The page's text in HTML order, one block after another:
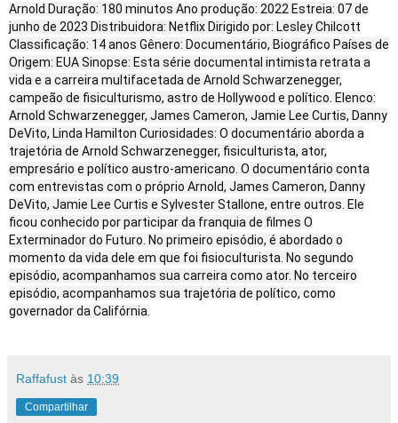
Arnold Duração: 180 minutos Ano produção: 2022 Estreia: 07 de
junho de 2023 Distribuidora: Netflix Dirigido por: Lesley Chilcott
Classificação: 14 anos Gênero: Documentário, Biográfico Países de
Origem: EUA Sinopse: Esta série documental intimista retrata a
vida e a carreira multifacetada de Arnold Schwarzenegger,
campeão de fisiculturismo, astro de Hollywood e político. Elenco:
Arnold Schwarzenegger, James Cameron, Jamie Lee Curtis, Danny
DeVito, Linda Hamilton Curiosidades: O documentário aborda a
trajetória de Arnold Schwarzenegger, fisiculturista, ator,
empresário e político austro-americano. O documentário conta
com entrevistas com o próprio Arnold, James Cameron, Danny
DeVito, Jamie Lee Curtis e Sylvester Stallone, entre outros. Ele
ficou conhecido por participar da franquia de filmes O
Exterminador do Futuro. No primeiro episódio, é abordado o
momento da vida dele em que foi fisioculturista. No segundo
episódio, acompanhamos sua carreira como ator. No terceiro
episódio, acompanhamos sua trajetória de político, como
governador da Califórnia.
Raffafust às 10:39
Compartilhar